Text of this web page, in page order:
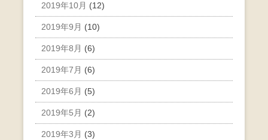
2019年10月 (12)
2019年9月 (10)
2019年8月 (6)
2019年7月 (6)
2019年6月 (5)
2019年5月 (2)
2019年3月 (3)